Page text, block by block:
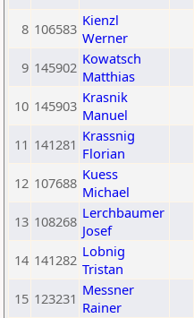
8 106583 Kienzl
Werner
9 145902 Kowatsch
Matthias
10 145903 Krasnik
Manuel
11 141281 Krassnig
Florian
12 107688 Kuess
Michael
13 108268 Lerchbaumer
Josef
14 141282 Lobnig
Tristan
15 123231 Messner
Rainer